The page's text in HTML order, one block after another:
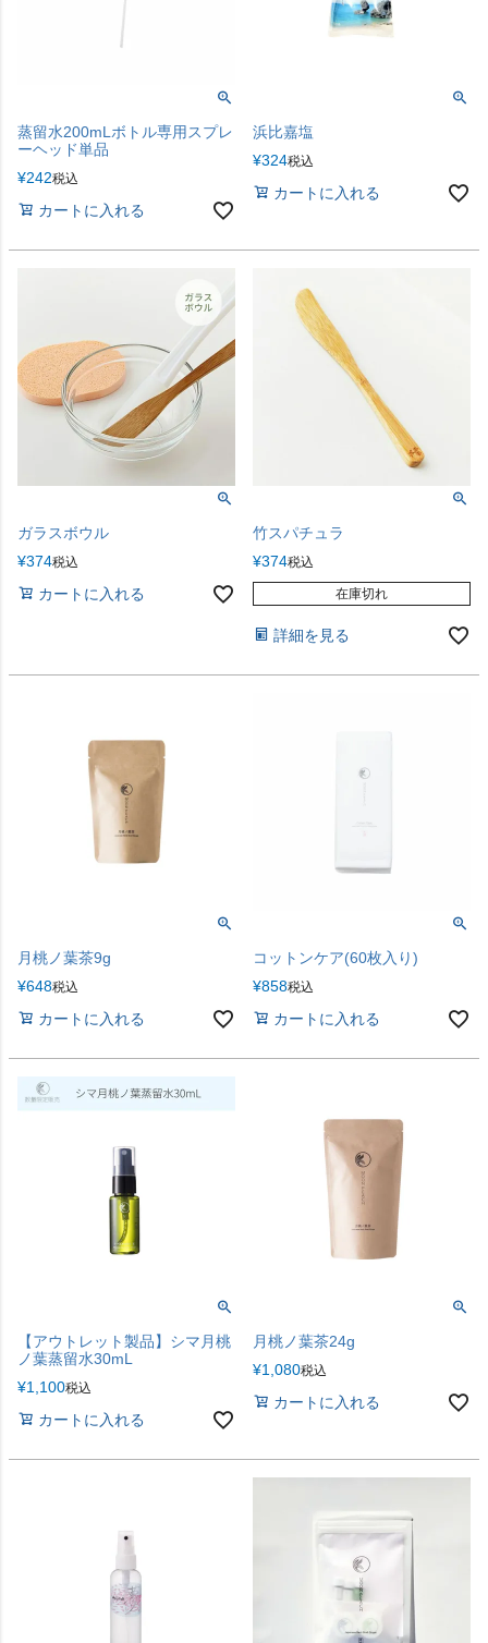
蒸留水200mLボトル専用スプレ
ーヘッド単品
¥242税込
カートに入れる
浜比嘉塩
¥324税込
カートに入れる
ガラスボウル
¥374税込
カートに入れる
竹スパチュラ
¥374税込
在庫切れ
詳細を見る
月桃ノ葉茶9g
¥648税込
カートに入れる
コットンケア(60枚入り)
¥858税込
カートに入れる
【アウトレット製品】シマ月桃
ノ葉蒸留水30mL
¥1,100税込
カートに入れる
月桃ノ葉茶24g
¥1,080税込
カートに入れる